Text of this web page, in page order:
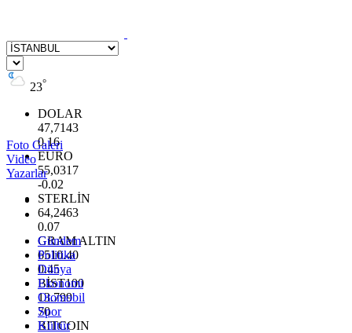
23°
DOLAR
47,7143
0.16
EURO
55,0317
-0.02
STERLİN
64,2463
0.07
GRAM ALTIN
6510.40
0.45
BİST100
13.799
70
BITCOIN
Foto Galeri
Video
Yazarlar
Gündem
Politika
Dünya
Ekonomi
Otomobil
Spor
Kültür